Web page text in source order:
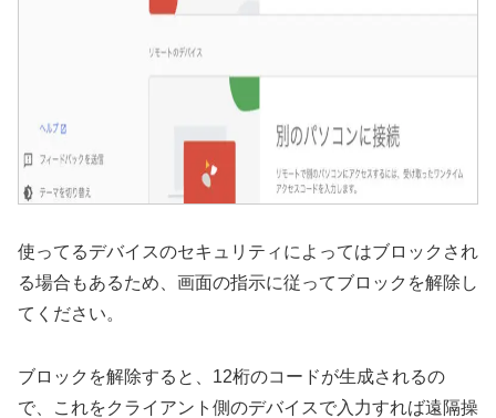
使ってるデバイスのセキュリティによってはブロックされ
る場合もあるため、画面の指示に従ってブロックを解除し
てください。
ブロックを解除すると、12桁のコードが生成されるの
で、これをクライアント側のデバイスで入力すれば遠隔操